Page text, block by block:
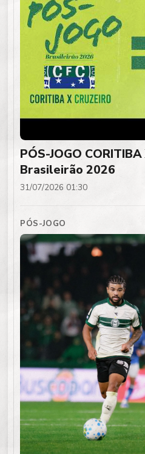
PÓS-JOGO
Brasileirão 2026
31/07/2026 01:30
PÓS-JOGO